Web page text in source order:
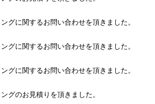
グに関するお問い合わせを頂きました。
グに関するお問い合わせを頂きました。
グに関するお問い合わせを頂きました。
グのお見積りを頂きました。